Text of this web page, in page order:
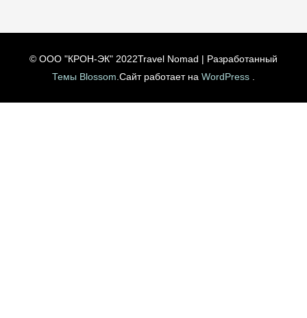
© ООО "КРОН-ЭК" 2022Travel Nomad | Разработанный
Темы Blossom .Сайт работает на WordPress